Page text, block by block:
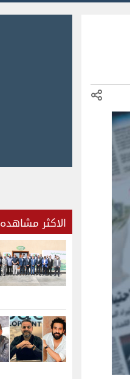
الاكثر مشاهده